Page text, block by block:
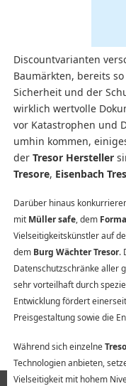
Discountvarianten
Baumärkten, bereits
Sicherheit und der
wirklich wertvolle
vor Katastrophen und
umhin kommen,
der Tresor Hersteller
Tresore, Eisenbach
Darüber hinaus
mit Müller safe, dem
Vielseitigkeitskünstler auf
dem Burg Wächter Tresor.
Datenschutzschränke aller
sehr vorteilhaft durch
Entwicklung fördert
Preisgestaltung sowie die
Während sich einzelne
Technologien anbieten,
Vielseitigkeit mit hohem